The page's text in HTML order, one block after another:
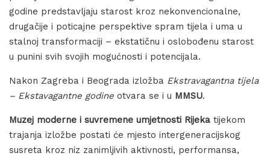
godine predstavljaju starost kroz nekonvencionalne,
drugačije i poticajne perspektive spram tijela i uma u
stalnoj transformaciji – ekstatičnu i oslobođenu starost
u punini svih svojih mogućnosti i potencijala.
Nakon Zagreba i Beograda izložba Ekstravagantna tijela
– Ekstavagantne godine otvara se i u MMSU.
Muzej moderne i suvremene umjetnosti Rijeka tijekom
trajanja izložbe postati će mjesto intergeneracijskog
susreta kroz niz zanimljivih aktivnosti, performansa,